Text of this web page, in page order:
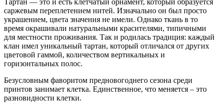
Тартан — это и есть клетчатый орнамент, который образуется
саржевым переплетением нитей. Изначально он был просто
украшением, цвета значения не имели. Однако ткань в то
время окрашивали натуральными красителями, типичными
для местности проживания. Так и родилась традиция: каждый
клан имел уникальный тартан, который отличался от других
цветовой гаммой, количеством вертикальных и
горизонтальных полос.
Безусловным фаворитом предновогоднего сезона среди
принтов занимает клетка. Единственное, что меняется – это
разновидности клетки.